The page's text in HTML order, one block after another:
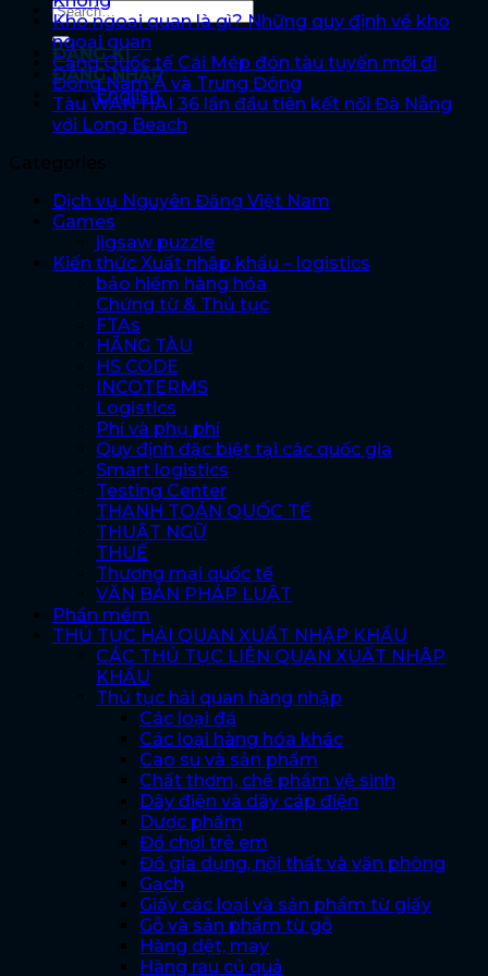
ĐĂNG KÍ
ĐĂNG NHẬP
English
Kho ngoại quan là gì? Những quy định về kho
ngoại quan
Cảng Quốc tế Cái Mép đón tàu tuyến mới đi
Đông Nam Á và Trung Đông
Tàu WAN HAI 36 lần đầu tiên kết nối Đà Nẵng
với Long Beach
Dịch vụ Nguyên Đăng Việt Nam
Games
jigsaw puzzle
Kiến thức Xuất nhập khẩu – logistics
bảo hiểm hàng hóa
Chứng từ & Thủ tục
FTAs
HÃNG TÀU
HS CODE
INCOTERMS
Logistics
Phí và phụ phí
Quy định đặc biệt tại các quốc gia
Smart logistics
Testing Center
THANH TOÁN QUỐC TẾ
THUẬT NGỮ
THUẾ
Thương mại quốc tế
VĂN BẢN PHÁP LUẬT
Phần mềm
THỦ TỤC HẢI QUAN XUẤT NHẬP KHẨU
CÁC THỦ TỤC LIÊN QUAN XUẤT NHẬP
KHẨU
Thủ tục hải quan hàng nhập
Các loại đá
Các loại hàng hóa khác
Cao su và sản phẩm
Chất thơm, chế phẩm vệ sinh
Dây điện và dây cáp điện
Dược phẩm
Đồ chơi trẻ em
Đồ gia dụng, nội thất và văn phòng
Gạch
Giấy các loại và sản phẩm từ giấy
Gỗ và sản phẩm từ gỗ
Hàng dệt, may
Hàng rau củ quả